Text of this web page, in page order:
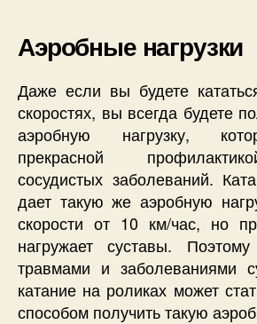
Аэробные нагрузки
Даже если вы будете
скоростях, вы всегда будете
аэробную нагрузку,
прекрасной
сосудистых заболеваний.
дает такую же аэробную
скорости от 10 км/час, но
нагружает суставы.
травмами и заболеваниями
катание на роликах может
способом получить такую